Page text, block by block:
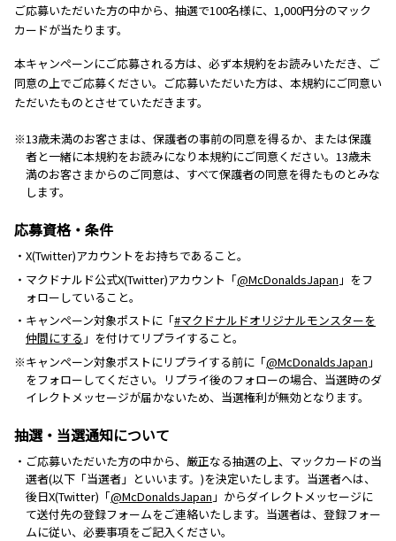
ご応募いただいた方の中から、抽選で100名様に、1,000円分のマック
カードが当たります。
本キャンペーンにご応募される方は、必ず本規約をお読みいただき、ご
同意の上でご応募ください。ご応募いただいた方は、本規約にご同意い
ただいたものとさせていただきます。
※13歳未満のお客さまは、保護者の事前の同意を得るか、または保護
者と一緒に本規約をお読みになり本規約にご同意ください。13歳未
満のお客さまからのご同意は、すべて保護者の同意を得たものとみな
します。
応募資格・条件
・X(Twitter)アカウントをお持ちであること。
・マクドナルド公式X(Twitter)アカウント「@McDonaldsJapan 」をフ
ォローしていること。
・キャンペーン対象ポストに「#マクドナルドオリジナルモンスターを
仲間にする 」を付けてリプライすること。
※キャンペーン対象ポストにリプライする前に「@McDonaldsJapan 」
をフォローしてください。リプライ後のフォローの場合、当選時のダ
イレクトメッセージが届かないため、当選権利が無効となります。
抽選・当選通知について
・ご応募いただいた方の中から、厳正なる抽選の上、マックカードの当
選者(以下「当選者」といいます。)を決定いたします。当選者へは、
後日X(Twitter)「@McDonaldsJapan 」からダイレクトメッセージに
て送付先の登録フォームをご連絡いたします。当選者は、登録フォー
ムに従い、必要事項をご記入ください。